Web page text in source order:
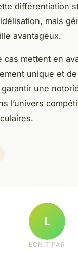
différentiation
mais
avantageux.
cas mettent en
unique et de
une
l’univers
L
ECRIT PAR